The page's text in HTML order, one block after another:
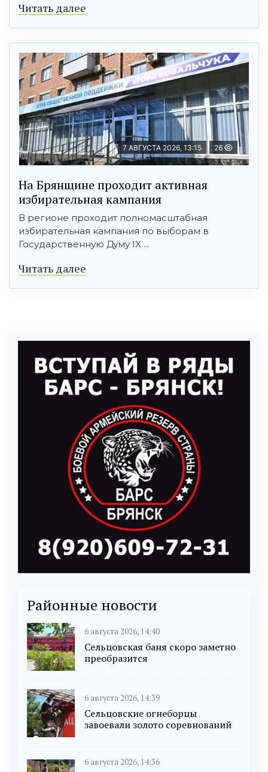
Читать далее
7 АВГУСТА 2026, 13:15 26
На Брянщине проходит активная
избирательная кампания
В регионе проходит полномасштабная
избирательная кампания по выборам в
Государственную Думу IX ...
Читать далее
Районные новости
6 августа 2026, 14:40
Сельцовская баня скоро заметно
преобразится
6 августа 2026, 14:39
Сельцовские огнеборцы
завоевали золото соревнований
6 августа 2026, 14:36